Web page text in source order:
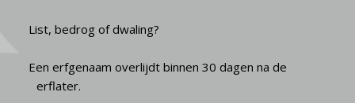
List, bedrog of dwaling?
Een erfgenaam overlijdt binnen 30 dagen na de
erflater.